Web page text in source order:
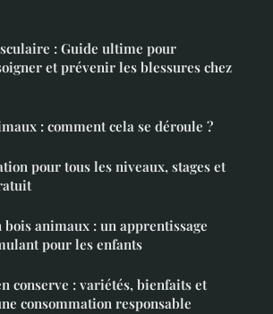
: Guide ultime pour
et prévenir les blessures chez
: comment cela se déroule ?
pour tous les niveaux, stages et
bois animaux : un apprentissage
pour les enfants
conserve : variétés, bienfaits et
consommation responsable